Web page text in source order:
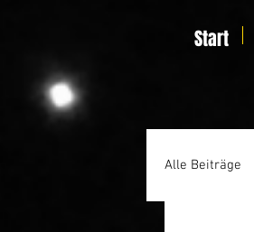
Start
Alle Beiträge